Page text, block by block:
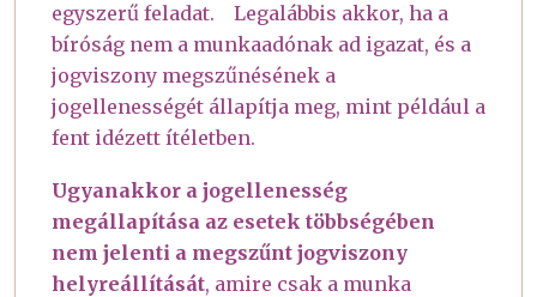
egyszerű feladat. Legalábbis akkor, ha a
bíróság nem a munkaadónak ad igazat, és a
jogviszony megszűnésének a
jogellenességét állapítja meg, mint például a
fent idézett ítéletben.
Ugyanakkor a jogellenesség
megállapítása az esetek többségében
nem jelenti a megszűnt jogviszony
helyreállítását, amire csak a munka